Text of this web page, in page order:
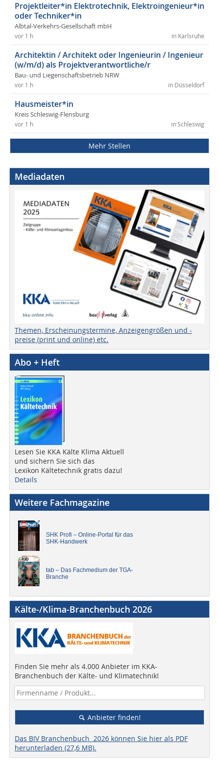
Projektleiter*in Elektrotechnik, Elektroingenieur*in
oder Techniker*in
Albtal-Verkehrs-Gesellschaft mbH
in Karlsruhe
vor 1 h
Architektin / Architekt oder Ingenieurin / Ingenieur
(w/m/d) als Projektverantwortliche/r
Bau- und Liegenschaftsbetrieb NRW
in Düsseldorf
vor 1 h
Hausmeister*in
Kreis Schleswig-Flensburg
in Schleswig
vor 1 h
Mehr Stellen
Mediadaten
Themen, Erscheinungstermine, Anzeigengrößen und -
preise (print und online) etc.
Abo + Heft
Lesen Sie KKA Kälte Klima Aktuell
und sichern Sie sich das
Lexikon Kältetechnik gratis dazu!
Details
Weitere Fachmagazine
SHK Profi – Online-Portal für das
SHK-Handwerk
tab – Das Fachmedium der TGA-
Branche
Kälte-/Klima-Branchenbuch 2026
Finden Sie mehr als 4.000 Anbieter im KKA-
Branchenbuch der Kälte- und Klimatechnik!
Anbieter finden!
Das BIV Branchenbuch 2026 können Sie hier als PDF
herunterladen (27,6 MB).